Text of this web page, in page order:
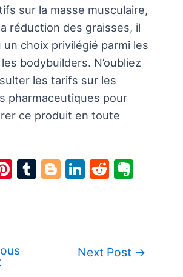
sur la masse musculaire,
réduction des graisses, il
choix privilégié parmi les
bodybuilders. N’oubliez
les tarifs sur les
pharmaceutiques pour
ce produit en toute
Pi
e
st
T
bl
Bl
g
er
Li
e
dI
R
di
t
n
ot
Next Post →